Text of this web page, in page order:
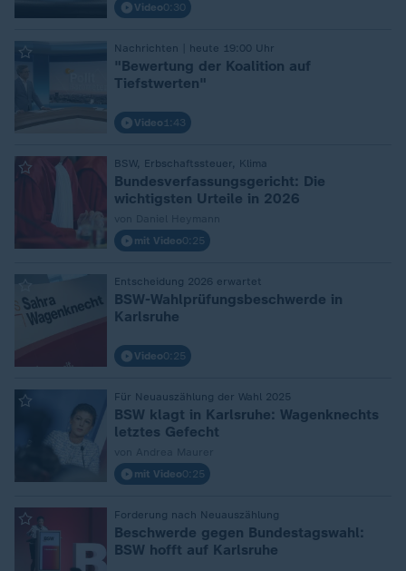
Video0:30
Nachrichten | heute 19:00 Uhr
:
"Bewertung der Koalition auf
Tiefstwerten"
Video 1:43
BSW, Erbschaftssteuer, Klima
:
Bundesverfassungsgericht: Die
wichtigsten Urteile in 2026
mit Video0:25
Entscheidung 2026 erwartet
BSW-Wahlprüfungsbeschwerde in
Karlsruhe
Video0:25
Für Neuauszählung der Wahl 2025
:
BSW klagt in Karlsruhe: Wagenknechts
letztes Gefecht
mit Video0:25
Forderung nach Neuauszählung
:
Beschwerde gegen Bundestagswahl:
BSW hofft auf Karlsruhe